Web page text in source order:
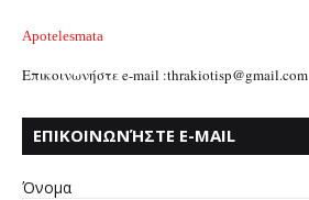
Apotelesmata
Επικοινωνήστε e-mail :thrakiotisp@gmail.com
ΕΠΙΚΟΙΝΩΝΉΣΤΕ E-MAIL
Όνομα